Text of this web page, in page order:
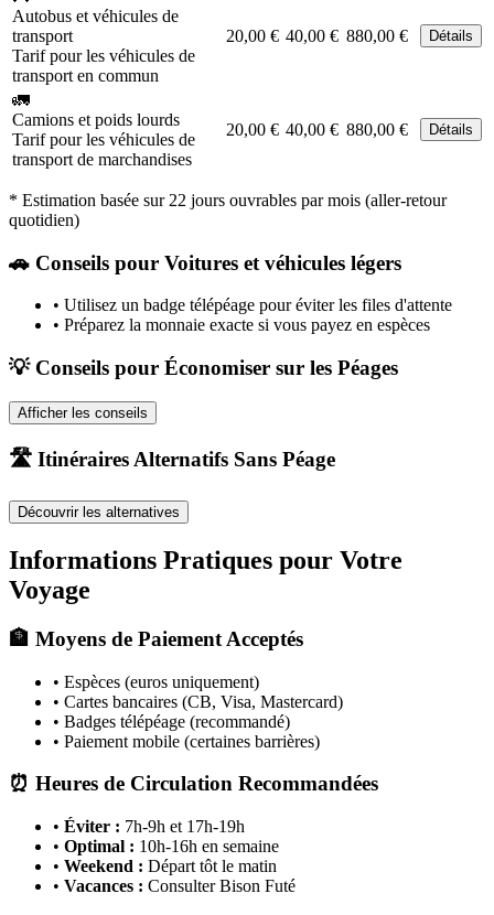
Autobus et véhicules de
transport
Tarif pour les véhicules de
transport en commun
20,00 € 40,00 € 880,00 € Détails
🚛
Camions et poids lourds
Tarif pour les véhicules de
transport de marchandises
20,00 € 40,00 € 880,00 € Détails
* Estimation basée sur 22 jours ouvrables par mois (aller-retour
quotidien)
🚗 Conseils pour Voitures et véhicules légers
• Utilisez un badge télépéage pour éviter les files d'attente
• Préparez la monnaie exacte si vous payez en espèces
💡 Conseils pour Économiser sur les Péages
Afficher les conseils
🛣️ Itinéraires Alternatifs Sans Péage
Découvrir les alternatives
Informations Pratiques pour Votre
Voyage
🏦 Moyens de Paiement Acceptés
• Espèces (euros uniquement)
• Cartes bancaires (CB, Visa, Mastercard)
• Badges télépéage (recommandé)
• Paiement mobile (certaines barrières)
⏰ Heures de Circulation Recommandées
• Éviter : 7h-9h et 17h-19h
• Optimal : 10h-16h en semaine
• Weekend : Départ tôt le matin
• Vacances : Consulter Bison Futé